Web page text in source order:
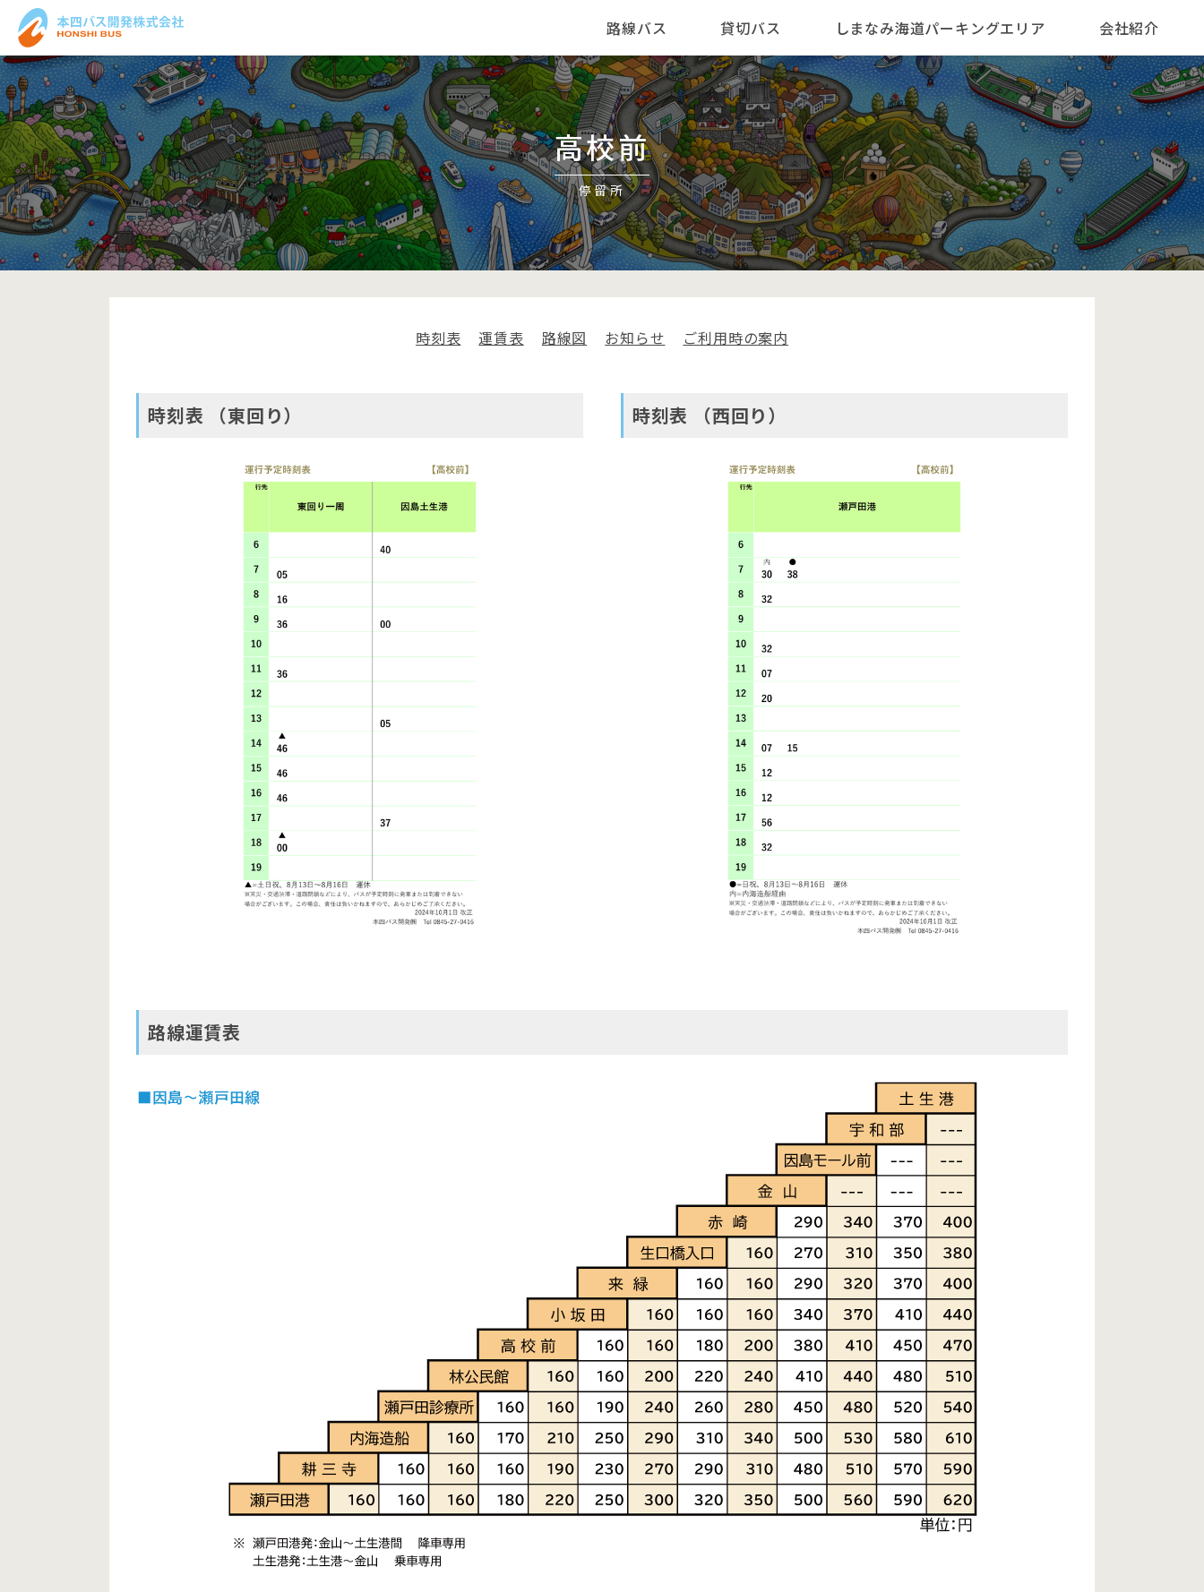
路線バス 貸切バス しまなみ海道パーキングエリア 会社紹介
高校前
停留所
時刻表 運賃表 路線図 お知らせ ご利用時の案内
時刻表 （東回り） 時刻表 （西回り）
路線運賃表